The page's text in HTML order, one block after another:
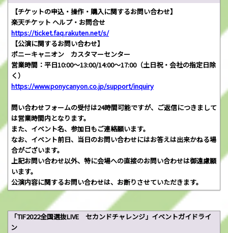
【チケットの申込・操作・購入に関するお問い合わせ】
楽天チケット ヘルプ・お問合せ
https://ticket.faq.rakuten.net/s/
【公演に関するお問い合わせ】
ポニーキャニオン カスタマーセンター
営業時間：平日10:00～13:00/14:00～17:00（土日祝・会社の指定日除
く）
https://www.ponycanyon.co.jp/support/inquiry
問い合わせフォームの受付は24時間可能ですが、ご返信につきまして
は営業時間内となります。
また、イベント名、参加日もご連絡願います。
なお、イベント前日、当日のお問い合わせにはお答えは出来かねる場
合がございます。
上記お問い合わせ以外、特に会場への直接のお問い合わせは御遠慮願
います。
公演内容に関するお問い合わせは、お断りさせていただきます。
「TIF2022全国選抜LIVE セカンドチャレンジ」イベントガイドライ
ン